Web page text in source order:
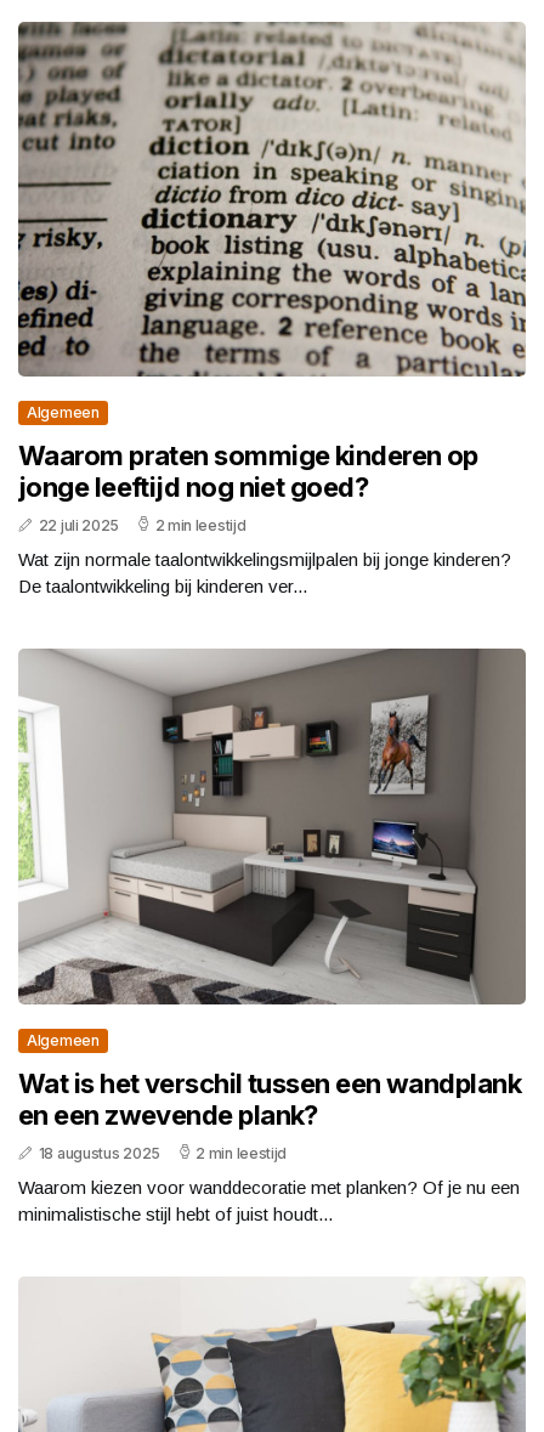
Algemeen
Waarom praten sommige kinderen op
jonge leeftijd nog niet goed?
22 juli 2025 2 min leestijd
Wat zijn normale taalontwikkelingsmijlpalen bij jonge kinderen?
De taalontwikkeling bij kinderen ver...
Algemeen
Wat is het verschil tussen een wandplank
en een zwevende plank?
18 augustus 2025 2 min leestijd
Waarom kiezen voor wanddecoratie met planken? Of je nu een
minimalistische stijl hebt of juist houdt...